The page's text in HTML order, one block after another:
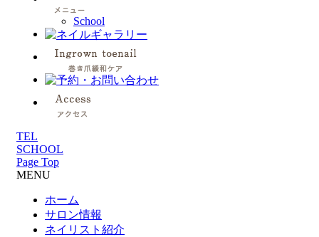
School
TEL
SCHOOL
Page Top
MENU
ホーム
サロン情報
ネイリスト紹介